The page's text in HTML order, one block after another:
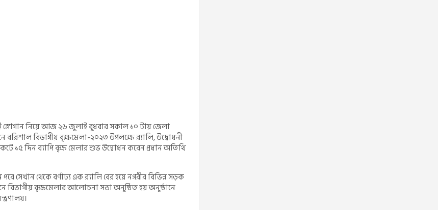
স্লোগান নিয়ে আজ ২৬ জুলাই বুধবার সকাল ১০ টায় জেলা
বিভাগীয় বৃক্ষমেলা-২০২৩ উপলক্ষে র‍্যালি, উদ্বোধনী
১৫ দিন ব্যাপি বৃক্ষ মেলার শুভ উদ্বোধন করেন প্রধান অতিথি
সেখান থেকে বর্ণাঢ্য এক র‍্যালি বের হয়ে নগরীর বিভিন্ন সড়ক
বিভাগীয় বৃক্ষমেলার আলোচনা সভা অনুষ্ঠিত হয় অনুষ্ঠানে